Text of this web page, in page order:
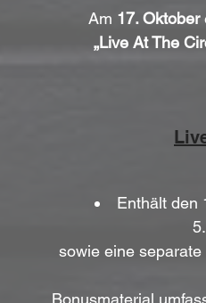
Am 17. Oktober
„Live At The
Enthält den
sowie eine